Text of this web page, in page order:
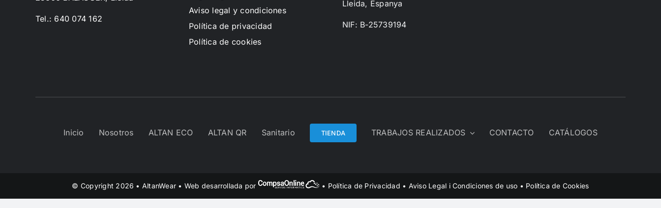
Tel.: 640 074 162
Aviso legal y condiciones
Política de privacidad
Política de cookies
Lleida, Espanya
NIF: B-25739194
Inicio Nosotros ALTAN ECO ALTAN QR Sanitario TIENDA TRABAJOS REALIZADOS CONTACTO CATÁLOGOS
© Copyright 2026 • AltanWear • Web desarrollada por • Política de Privacidad • Aviso Legal i Condiciones de uso • Política de Cookies